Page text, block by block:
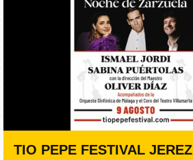
TIO PEPE FESTIVAL JEREZ